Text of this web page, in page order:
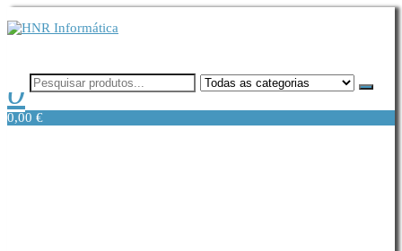
para
0
0,00 €